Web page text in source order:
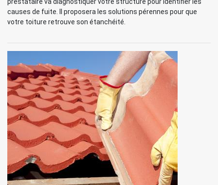
causes de fuite. Il proposera les solutions pérennes pour que
votre toiture retrouve son étanchéité.